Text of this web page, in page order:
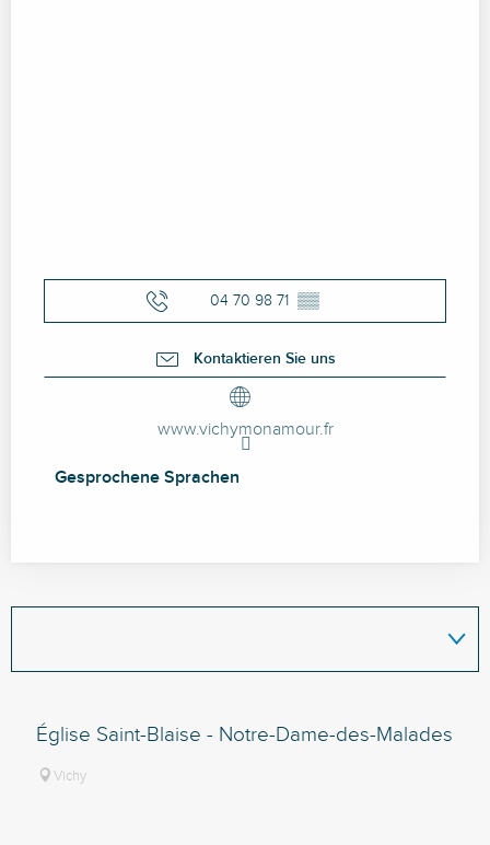
04 70 98 71 ▒▒
Kontaktieren Sie uns
www.vichymonamour.fr
Gesprochene Sprachen
Gesprochene Sprachen
Église Saint-Blaise - Notre-Dame-des-Malades
Vichy